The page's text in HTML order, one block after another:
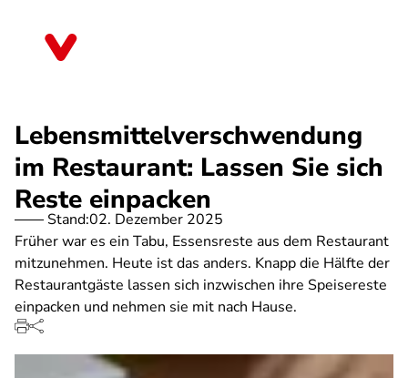
Lebensmittelverschwendung
im Restaurant: Lassen Sie sich
Reste einpacken
Stand:02. Dezember 2025
Früher war es ein Tabu, Essensreste aus dem Restaurant
mitzunehmen. Heute ist das anders. Knapp die Hälfte der
Restaurantgäste lassen sich inzwischen ihre Speisereste
einpacken und nehmen sie mit nach Hause.